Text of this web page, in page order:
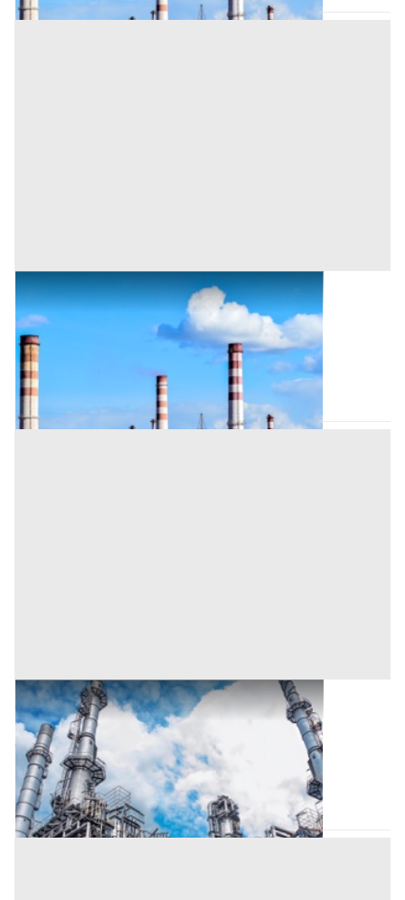
Opifici all'asta a Nuoro
Tortolì
Offerta minima
1.385.318,25 € 1.847.091 €
Codice asta:
CT127988
Asta chiusa
Opificio Industriale all'asta a Nuoro
Tortolì (Nuoro)
Offerta minima
350.758,20 € 467.677,65 €
Codice asta:CT145722
Asta chiusa